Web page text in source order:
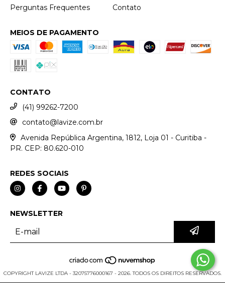
Perguntas Frequentes Contato
MEIOS DE PAGAMENTO
CONTATO
(41) 99262-7200
contato@lavize.com.br
Avenida República Argentina, 1812, Loja 01 - Curitiba -
PR. CEP: 80.620-010
REDES SOCIAIS
NEWSLETTER
COPYRIGHT LAVIZE LTDA - 32075776000167 - 2026. TODOS OS DIREITOS RESERVADOS.